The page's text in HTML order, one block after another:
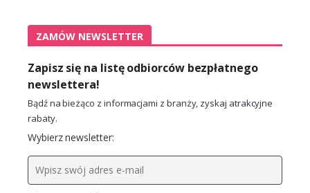
ZAMÓW NEWSLETTER
Zapisz się na listę odbiorców bezpłatnego
newslettera!
Bądź na bieżąco z informacjami z branży, zyskaj atrakcyjne
rabaty.
Wybierz newsletter: